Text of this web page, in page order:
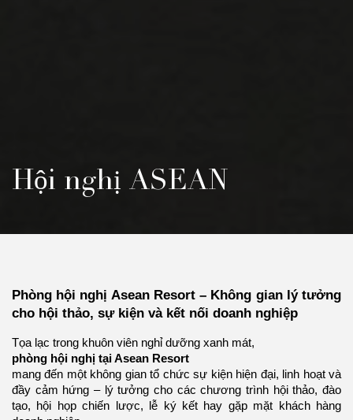
Hội nghị ASEAN
Phòng hội nghị Asean Resort – Không gian lý tưởng
cho hội thảo, sự kiện và kết nối doanh nghiệp
Tọa lạc trong khuôn viên nghỉ dưỡng xanh mát,
phòng hội nghị tại Asean Resort
mang đến một không gian tổ chức sự kiện hiện đại, linh hoạt và
đầy cảm hứng – lý tưởng cho các chương trình hội thảo, đào
tạo, hội họp chiến lược, lễ ký kết hay gặp mặt khách hàng